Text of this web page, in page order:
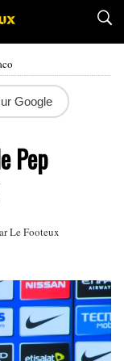
Google
Pep
Le Footeux